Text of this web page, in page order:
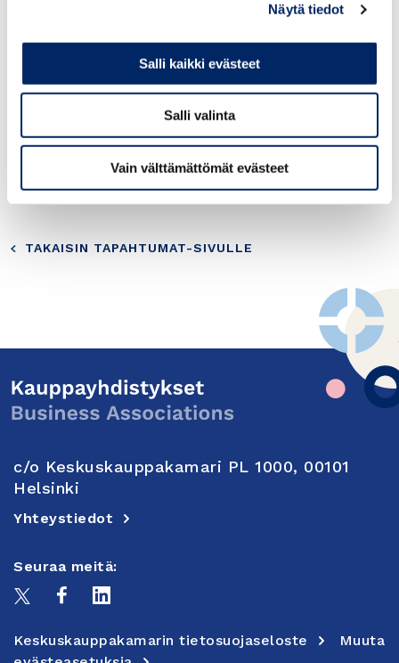
Näytä tiedot
Salli kaikki evästeet
Salli valinta
Vain välttämättömät evästeet
https://www.facebook.com/ThakuriFilms?
Please email us if there is any specific
Bollywood movie you are interested to watch:
intian@intian.fi
TAKAISIN TAPAHTUMAT-SIVULLE
c/o Keskuskauppakamari PL 1000, 00101
Helsinki
Yhteystiedot
Seuraa meitä:
Keskuskauppakamarin tietosuojaseloste
Muuta